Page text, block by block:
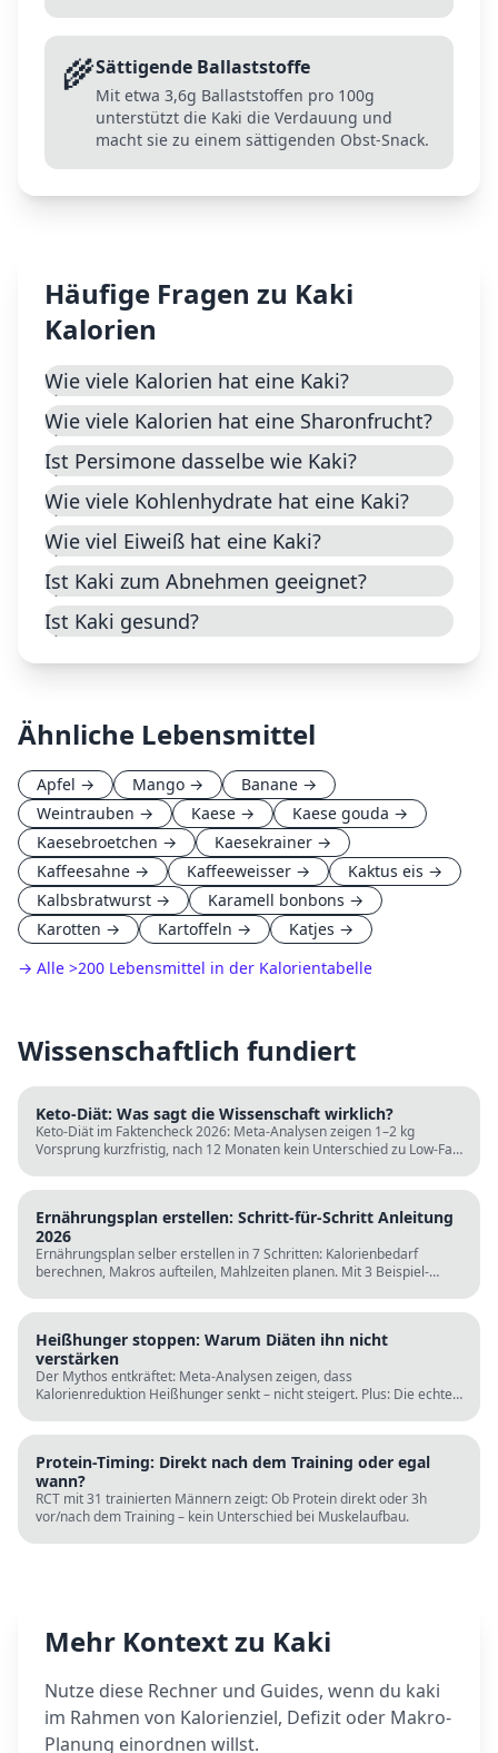
🌾Sättigende Ballaststoffe
Mit etwa 3,6g Ballaststoffen pro 100g
unterstützt die Kaki die Verdauung und
macht sie zu einem sättigenden Obst-Snack.
Häufige Fragen zu Kaki
Kalorien
Wie viele Kalorien hat eine Kaki?
Wie viele Kalorien hat eine Sharonfrucht?
Ist Persimone dasselbe wie Kaki?
Wie viele Kohlenhydrate hat eine Kaki?
Wie viel Eiweiß hat eine Kaki?
Ist Kaki zum Abnehmen geeignet?
Ist Kaki gesund?
Ähnliche Lebensmittel
Apfel → Mango → Banane →
Weintrauben → Kaese → Kaese gouda →
Kaesebroetchen → Kaesekrainer →
Kaffeesahne → Kaffeeweisser → Kaktus eis →
Kalbsbratwurst → Karamell bonbons →
Karotten → Kartoffeln → Katjes →
→ Alle >200 Lebensmittel in der Kalorientabelle
Wissenschaftlich fundiert
Keto-Diät: Was sagt die Wissenschaft wirklich?
Keto-Diät im Faktencheck 2026: Meta-Analysen zeigen 1–2 kg
Vorsprung kurzfristig, nach 12 Monaten kein Unterschied zu Low-Fat.
Ernährungsplan erstellen: Schritt-für-Schritt Anleitung
2026
Ernährungsplan selber erstellen in 7 Schritten: Kalorienbedarf
berechnen, Makros aufteilen, Mahlzeiten planen. Mit 3 Beispiel-
Heißhunger stoppen: Warum Diäten ihn nicht
verstärken
Der Mythos entkräftet: Meta-Analysen zeigen, dass
Kalorienreduktion Heißhunger senkt – nicht steigert. Plus: Die echten
Protein-Timing: Direkt nach dem Training oder egal
wann?
RCT mit 31 trainierten Männern zeigt: Ob Protein direkt oder 3h
vor/nach dem Training – kein Unterschied bei Muskelaufbau.
Mehr Kontext zu Kaki
Nutze diese Rechner und Guides, wenn du kaki
im Rahmen von Kalorienziel, Defizit oder Makro-
Planung einordnen willst.